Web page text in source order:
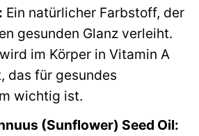
Ein natürlicher Farbstoff, der
gesunden Glanz verleiht.
im Körper in Vitamin A
das für gesundes
wichtig ist.
(Sunflower) Seed Oil: